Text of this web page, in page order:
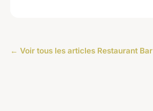
← Voir tous les articles Restaurant Bar